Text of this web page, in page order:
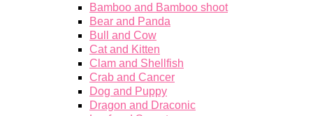
Bamboo and Bamboo shoot
Bear and Panda
Bull and Cow
Cat and Kitten
Clam and Shellfish
Crab and Cancer
Dog and Puppy
Dragon and Draconic